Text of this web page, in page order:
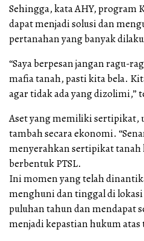
Sehingga, kata AHY, program
dapat menjadi solusi dan
pertanahan yang banyak
“Saya berpesan jangan ragu-
mafia tanah, pasti kita bela.
agar tidak ada yang dizolimi,”
Aset yang memiliki sertipikat,
tambah secara ekonomi.
menyerahkan sertipikat tanah
berbentuk PTSL.
Ini momen yang telah
menghuni dan tinggal di lokasi
puluhan tahun dan mendapat
menjadi kepastian hukum atas